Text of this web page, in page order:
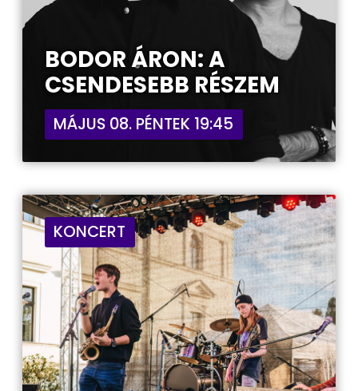
BODOR ÁRON: A
CSENDESEBB RÉSZEM
MÁJUS 08. PÉNTEK 19:45
KONCERT